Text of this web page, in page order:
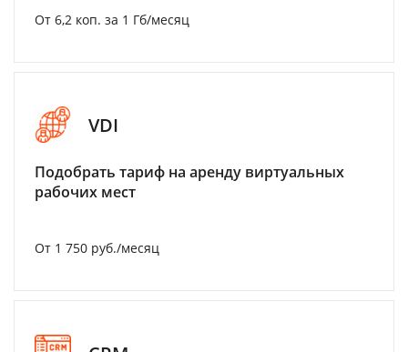
От 6,2 коп. за 1 Гб/месяц
VDI
Подобрать тариф на аренду виртуальных
рабочих мест
От 1 750 руб./месяц